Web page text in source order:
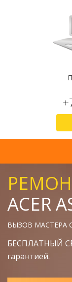
ACER
ВЫЗОВ МАСТЕРА С
БЕСПЛАТНЫЙ
гарантией.